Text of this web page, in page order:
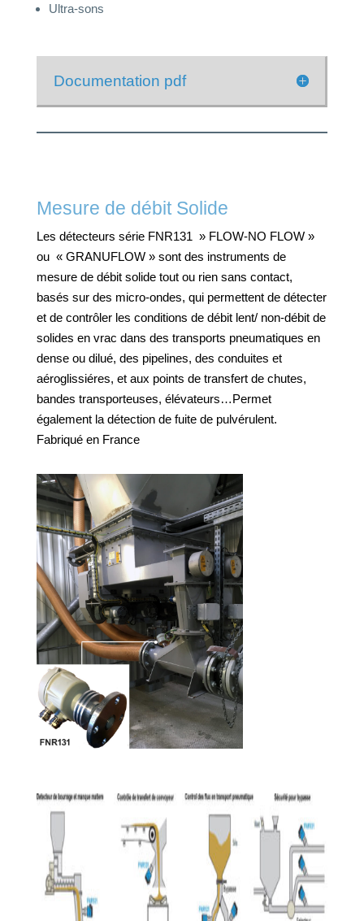
Ultra-sons
Documentation pdf
Mesure de débit Solide
Les détecteurs série FNR131 » FLOW-NO FLOW »
ou « GRANUFLOW » sont des instruments de
mesure de débit solide tout ou rien sans contact,
basés sur des micro-ondes, qui permettent de détecter
et de contrôler les conditions de débit lent/ non-débit de
solides en vrac dans des transports pneumatiques en
dense ou dilué, des pipelines, des conduites et
aéroglissiéres, et aux points de transfert de chutes,
bandes transporteuses, élévateurs…Permet
également la détection de fuite de pulvérulent.
Fabriqué en France